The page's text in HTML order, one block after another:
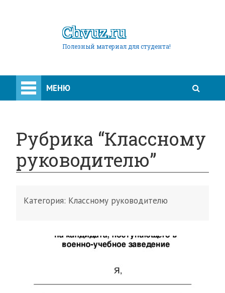
Chvuz.ru
Полезный материал для студента!
МЕНЮ
Рубрика “Классному
руководителю”
Категория: Классному руководителю